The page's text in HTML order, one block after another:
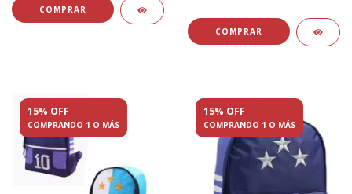
15% OFF
COMPRANDO 1 O MÁS
15% OFF
COMPRANDO 1 O MÁS